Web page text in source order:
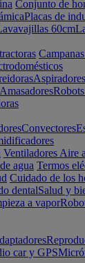
Conjunto de
Placas de
60cm
Aspiradores
Amasadores
Convectores
Ventiladores Aire
agua Termos
Cuidado de los
dentalSalud y
a vapor
car y GPS